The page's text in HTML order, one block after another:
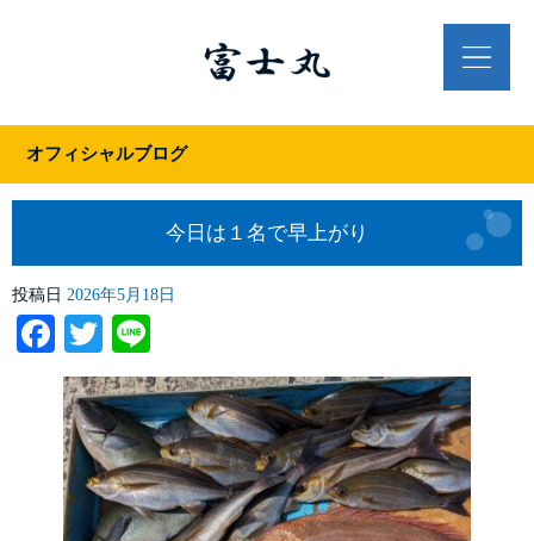
オフィシャルブログ
今日は１名で早上がり
投稿日 2026年5月18日
Facebook
Twitter